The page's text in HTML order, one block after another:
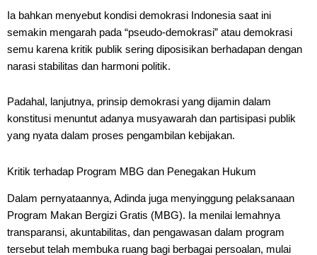
Ia bahkan menyebut kondisi demokrasi Indonesia saat ini
semakin mengarah pada “pseudo-demokrasi” atau demokrasi
semu karena kritik publik sering diposisikan berhadapan dengan
narasi stabilitas dan harmoni politik.
Padahal, lanjutnya, prinsip demokrasi yang dijamin dalam
konstitusi menuntut adanya musyawarah dan partisipasi publik
yang nyata dalam proses pengambilan kebijakan.
Kritik terhadap Program MBG dan Penegakan Hukum
Dalam pernyataannya, Adinda juga menyinggung pelaksanaan
Program Makan Bergizi Gratis (MBG). Ia menilai lemahnya
transparansi, akuntabilitas, dan pengawasan dalam program
tersebut telah membuka ruang bagi berbagai persoalan, mulai